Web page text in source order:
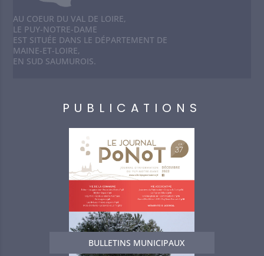
AU COEUR DU VAL DE LOIRE,
LE PUY-NOTRE-DAME
EST SITUÉE DANS LE DÉPARTEMENT DE
MAINE-ET-LOIRE,
EN SUD SAUMUROIS.
PUBLICATIONS
BULLETINS MUNICIPAUX